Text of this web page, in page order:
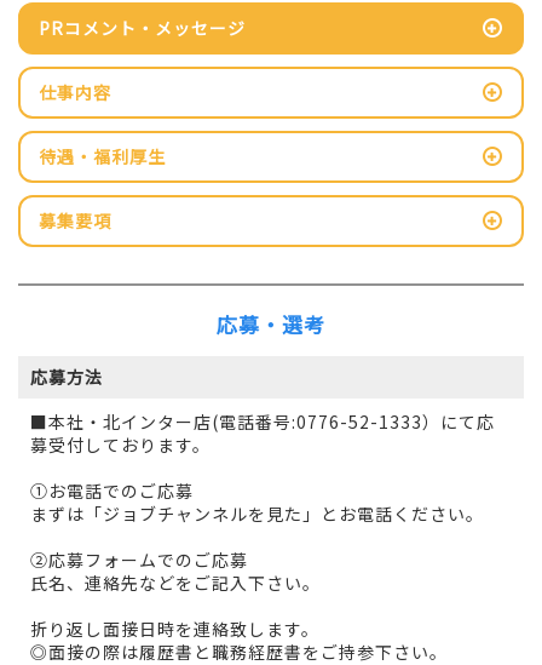
PRコメント・メッセージ
仕事内容
待遇・福利厚生
募集要項
応募・選考
応募方法
■本社・北インター店(電話番号:0776-52-1333）にて応
募受付しております。
①お電話でのご応募
まずは「ジョブチャンネルを見た」とお電話ください。
②応募フォームでのご応募
氏名、連絡先などをご記入下さい。
折り返し面接日時を連絡致します。
◎面接の際は履歴書と職務経歴書をご持参下さい。